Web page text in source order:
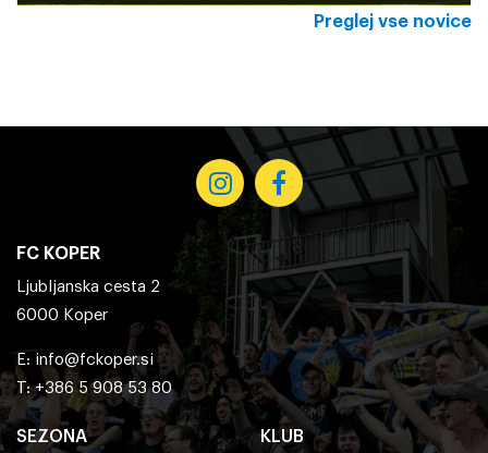
Preglej vse novice
SEZONA KLUB
FC KOPER
Ljubljanska cesta 2
6000 Koper
E: info@fckoper.si
T: +386 5 908 53 80